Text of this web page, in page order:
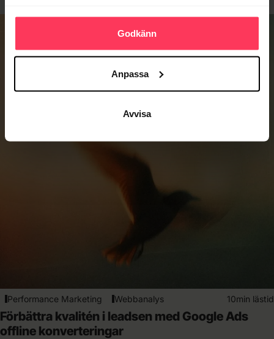
Godkänn
Anpassa
Avvisa
Performance Marketing Webbanalys 10min lästid
Förbättra kvalitén i leadsen med Google Ads
offline konverteringar